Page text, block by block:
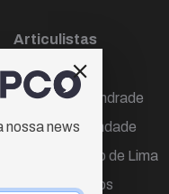
Articulistas
Décio Freire
Dr Marcos Andrade
Hamilton Trindade
Igor Carvalho de Lima
Mario Campos
nossa news